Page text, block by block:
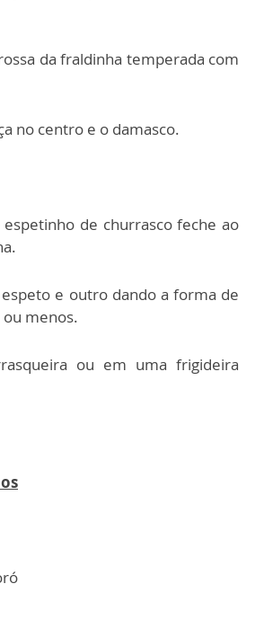
da fraldinha temperada com
no centro e o damasco.
de churrasco feche ao
e outro dando a forma de
menos.
ou em uma frigideira